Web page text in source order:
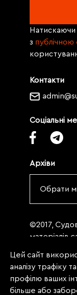
Контакти
Соціальні
Архіви
Обрати
з
©2017,
матеріалів
«Судовий
абзацу.
заборона
Цей сайт
аналізу трафіку
профілю ваших
більше або